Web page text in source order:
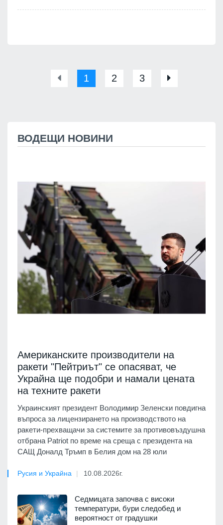
1 2 3
ВОДЕЩИ НОВИНИ
Американските производители на
ракети "Пейтриът" се опасяват, че
Украйна ще подобри и намали цената
на техните ракети
Украинският президент Володимир Зеленски повдигна
въпроса за лицензирането на производството на
ракети-прехващачи за системите за противовъздушна
отбрана Patriot по време на среща с президента на
САЩ Доналд Тръмп в Белия дом на 28 юли
Русия и Украйна 10.08.2026г.
Седмицата започва с високи
температури, бури следобед и
вероятност от градушки